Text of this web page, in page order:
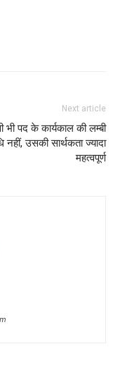
Next article
भी पद के कार्यकाल की लम्बी
नहीं, उसकी सार्थकता ज्यादा
महत्वपूर्ण